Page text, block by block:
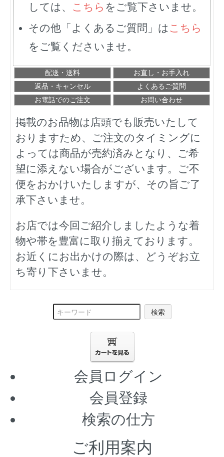
しては、 こちら をご覧下さいませ。
その他「よくあるご質問」は こちら
をご覧くださいませ。
配送・送料
お直し・お手入れ
返品・キャンセル
よくあるご質問
お電話でのご注文
お問い合わせ
掲載のお品物は店頭でも販売いたして
おりますため、ご注文のタイミングに
よっては商品が売約済みとなり、ご希
望に添えない場合がございます。ご不
便をおかけいたしますが、その旨ご了
承下さいませ。
お店では今回ご紹介しましたような着
物や帯を豊富に取り揃えております。
お近くにお出かけの際は、どうぞお立
ち寄り下さいませ。
検索
会員ログイン
会員登録
検索の仕方
ご利用案内